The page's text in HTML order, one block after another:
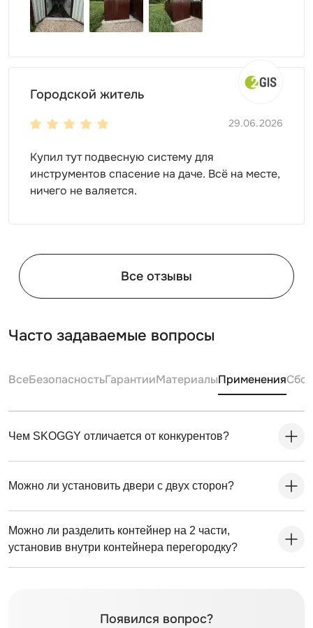
подготовка фундамента, достаточно установить
фундаментные блоки. Ниже представлена схема
расстановки:
Городской житель
29.06.2026
Купил тут подвесную систему для
инструментов спасение на даче. Всё на месте,
ничего не валяется.
Все отзывы
Часто задаваемые вопросы
ВсеБезопасностьГарантииМатериалыПрименения
Чем SKOGGY отличается от конкурентов?
Можно ли установить двери с двух сторон?
Можно ли разделить контейнер на 2 части,
установив внутри контейнера перегородку?
Появился вопрос?